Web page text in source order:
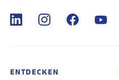
ENTDECKEN